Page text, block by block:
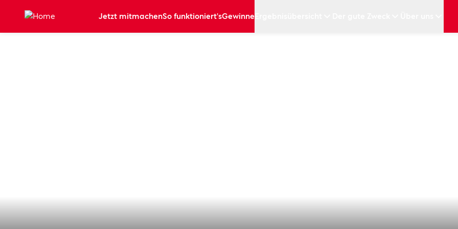
Zum Hauptinhalt springen
Jetzt mitmachenSo funktioniert'sGewinne